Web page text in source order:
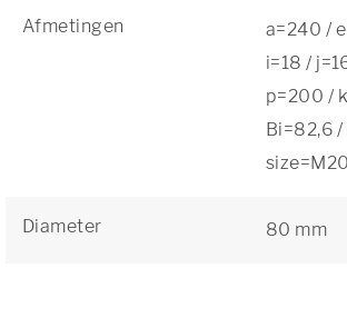
Afmetingen
a=240 /
i=18 /
p=200 /
Bi=82,6
Diameter 80 mm